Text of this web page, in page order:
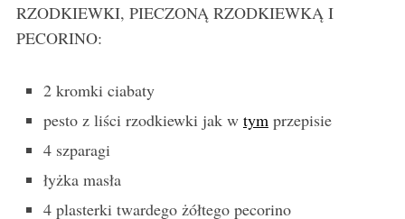
RZODKIEWKI, PIECZONĄ RZODKIEWKĄ I
PECORINO:
2 kromki ciabaty
pesto z liści rzodkiewki jak w tymprzepisie
4 szparagi
łyżka masła
4 plasterki twardego żółtego pecorino